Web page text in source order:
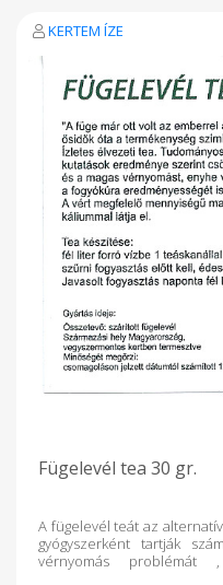
KERTEM ÍZE
Fügelevél tea 30 gr.
A fügelevél teát az
gyógyszerként tartják
vérnyomás